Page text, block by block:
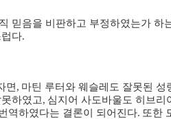
믿음을 비판하고 부정하였는가 하
다.
면 , 마틴 루터와 웨슬레도 잘못된 성
하였고, 심지어 사도바울도 히브리
역하였다는 결론이 되어진다. 또한